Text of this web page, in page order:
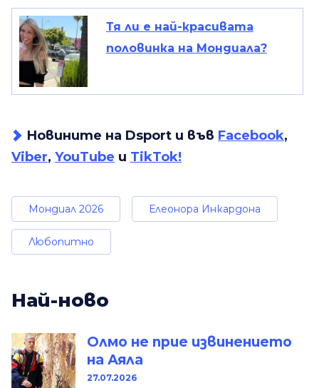
Тя ли е най-красивата
половинка на Мондиала?
Новините на Dsport и във Facebook,
Viber, YouTube и TikTok!
Мондиал 2026 Елеонора Инкардона
Любопитно
Най-ново
Олмо не прие извинението
на Аяла
27.07.2026